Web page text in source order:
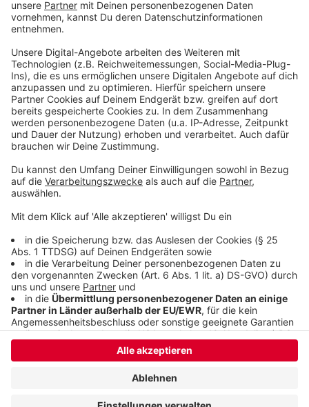
Version. Elvis wird sich mit Kollegen und ehemaligen
"Opfern" über die Telefonate aus den letzten zwei
dabei ergangen ist und wobei er selbst mal ins
Schleudern gekommen ist. Viel Spaß beim Zuhören und
bitte nicht erschrecken, wenn dabei das Telefon
klingelt. Es muss ja nicht unbedingt Elvis Eifel dran
sein.
Anzeige
Anzeige
Anzeige